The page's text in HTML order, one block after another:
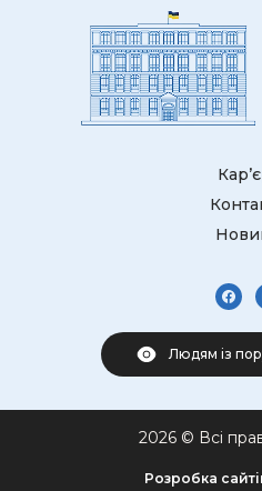
Людям із
2026 © Всі
Розробка